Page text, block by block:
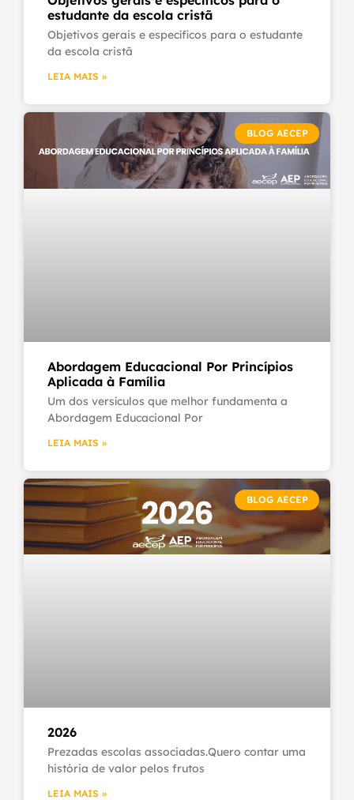
estudante da escola cristã
Objetivos gerais e específicos para o estudante
da escola cristã
LEIA MAIS »
BLOG AECEP
Abordagem Educacional Por Princípios
Aplicada à Família
Um dos versículos que melhor fundamenta a
Abordagem Educacional Por
LEIA MAIS »
BLOG AECEP
2026
Prezadas escolas associadas.Quero contar uma
história de valor pelos frutos
LEIA MAIS »